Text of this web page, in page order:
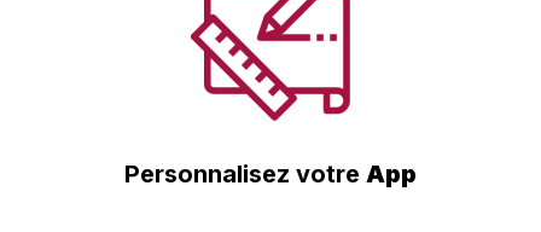
Personnalisez votre App